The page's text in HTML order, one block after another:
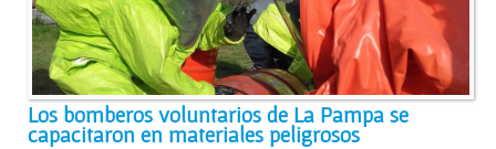
BIBLIOTECA
EVENTOS
CONTACTO
Los bomberos voluntarios de La Pampa se
capacitaron en materiales peligrosos